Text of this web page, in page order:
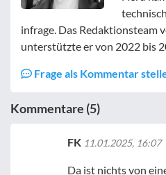
infrage. Das Redaktionsteam
unterstützte er von 2022 bis
Frage als Kommentar
Kommentare (5)
FK 11.01.2025, 16:07
Da ist nichts von